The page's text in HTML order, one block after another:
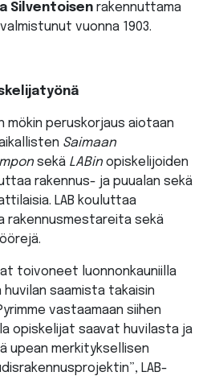
Silventoisen rakennuttama
vuonna 1903.
mökin peruskorjaus aiotaan
Saimaan
sekä LABinopiskelijoiden
rakennus- ja puualan sekä
LAB kouluttaa
rakennusmestareita sekä
toivoneet luonnonkauniilla
saamista takaisin
vastaamaan siihen
opiskelijat saavat huvilasta ja
upean merkityksellisen
LAB-